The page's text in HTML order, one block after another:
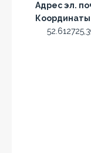
Адрес эл.
Координаты